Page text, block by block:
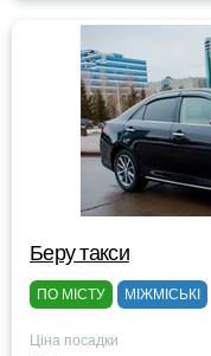
Беру такси
ПО МІСТУ МІЖМІСЬКІ
Ціна посадки